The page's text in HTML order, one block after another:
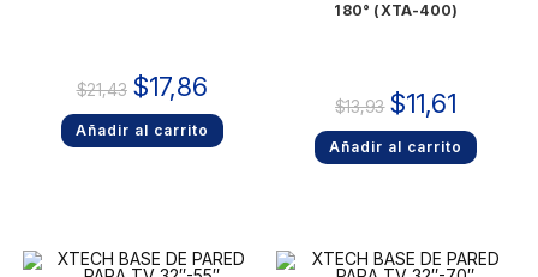
$21,43 $17,86
Añadir al carrito
180° (XTA-400)
$13,93 $11,61
Añadir al carrito